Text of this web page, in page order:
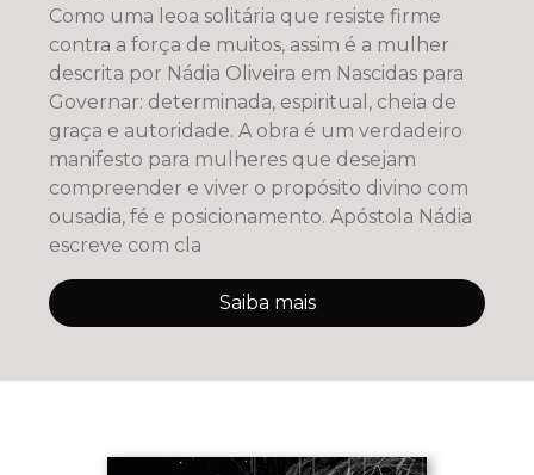
Como uma leoa solitária que resiste firme
contra a força de muitos, assim é a mulher
descrita por Nádia Oliveira em Nascidas para
Governar: determinada, espiritual, cheia de
graça e autoridade. A obra é um verdadeiro
manifesto para mulheres que desejam
compreender e viver o propósito divino com
ousadia, fé e posicionamento. Apóstola Nádia
escreve com cla
Saiba mais